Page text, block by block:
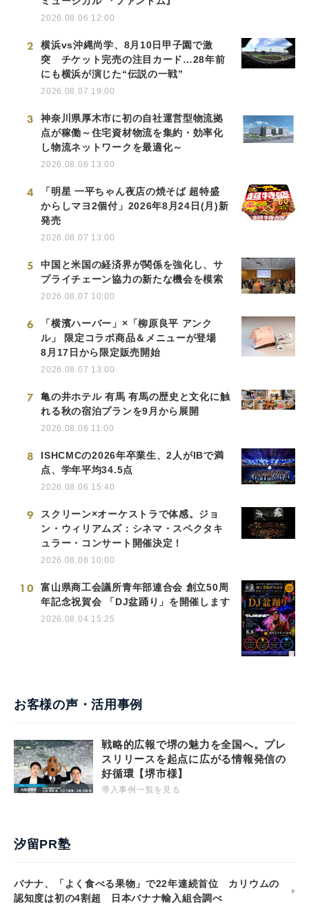
2026.08.06 12:00
2
横浜vs沖縄尚学、8月10日甲子園で激
突 チケット完売の注目カード…28年前
にも横浜が演じた“伝説の一戦”
2026.08.07 19:00
3
神奈川県厚木市に初の自社運営型物流拠
点が稼働～住宅資材物流を集約・効率化
し物流ネットワークを最適化～
2026.08.06 13:00
4
「明星 一平ちゃん夜店の焼そば 超特盛
からしマヨ2個付」2026年8月24日(月)新
発売
2026.08.07 13:00
5
中国と米国の経済界が関係を強化し、サ
プライチェーン協力の新たな機会を模索
2026.08.07 10:00
6
「横濱ハーバー」×「柳原良平 アンク
ル」 限定コラボ商品＆メニューが登場
8月17日から限定販売開始
2026.08.07 13:00
7
亀の井ホテル 有馬 有馬の歴史と文化に触
れる秋の宿泊プランを9月から展開
2026.08.06 11:00
8
ISHCMCの2026年卒業生、2人がIBで満
点、学年平均34.5点
2026.08.06 15:40
9
スクリーン×オーケストラで体感。ジョ
ン・ウィリアムズ：シネマ・スペクタキ
ュラー・コンサート開催決定！
2026.08.08 10:00
10
富山県商工会議所青年部連合会 創立50周
年記念祝賀会 「DJ盆踊り」を開催します
2026.08.04 15:25
お客様の声・活用事例
戦略的広報で堺の魅力を全国へ。プレ
スリリースを起点に広がる情報発信の
好循環【堺市様】
導入事例一覧を見る
汐留PR塾
バナナ、「よく食べる果物」で22年連続首位 カリウムの
認知度は初の4割超 日本バナナ輸入組合調べ